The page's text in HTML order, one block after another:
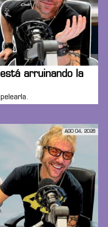
arruinando la
AGO 04, 2026